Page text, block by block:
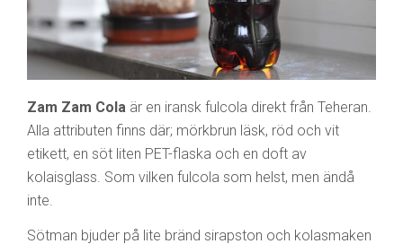
Zam Zam Cola är en iransk fulcola direkt från Teheran.
Alla attributen finns där; mörkbrun läsk, röd och vit
etikett, en söt liten PET-flaska och en doft av
kolaisglass. Som vilken fulcola som helst, men ändå
inte.
Sötman bjuder på lite bränd sirapston och kolasmaken